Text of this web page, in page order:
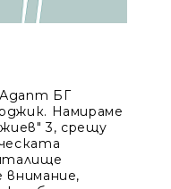
Адапт БГ
Намираме
3, срещу
внимание,